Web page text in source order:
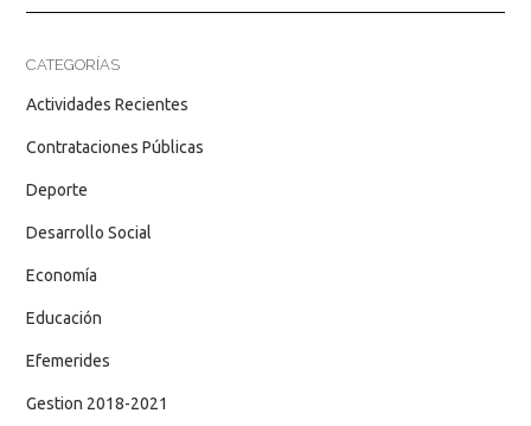
CATEGORÍAS
Actividades Recientes
Contrataciones Públicas
Deporte
Desarrollo Social
Economía
Educación
Efemerides
Gestion 2018-2021